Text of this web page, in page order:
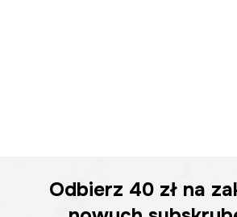
Odbierz 40 zł na